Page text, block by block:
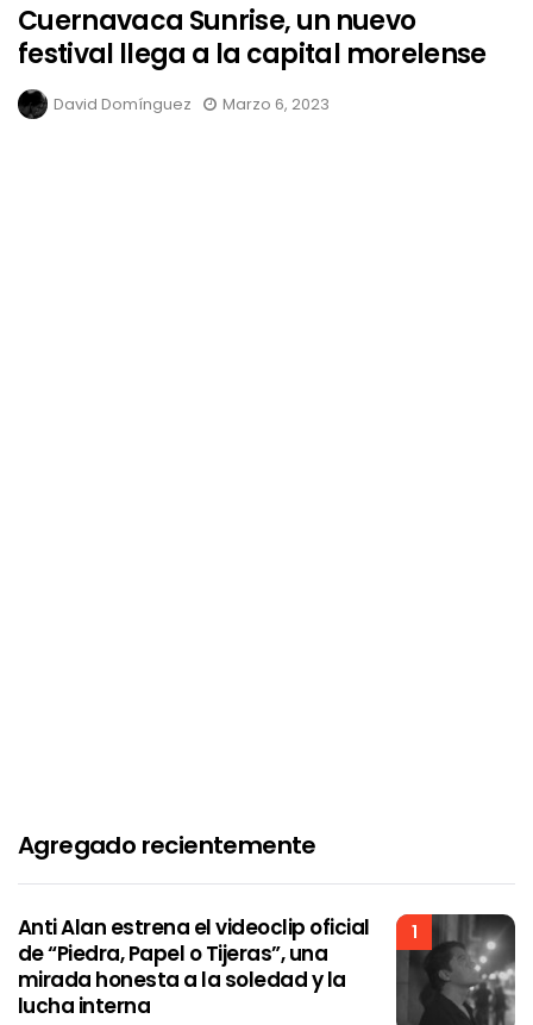
Cuernavaca Sunrise, un nuevo
festival llega a la capital morelense
David Domínguez Marzo 6, 2023
Agregado recientemente
1
Anti Alan estrena el videoclip oficial
de “Piedra, Papel o Tijeras”, una
mirada honesta a la soledad y la
lucha interna